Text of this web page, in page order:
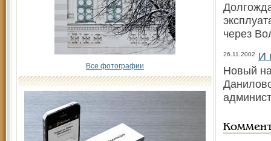
Все фотографии
через
26.11.2002
И
Новый